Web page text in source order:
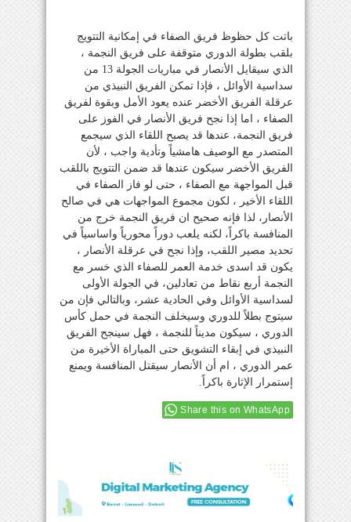
باتت كل حظوظ فريق الصفاء في إمكانية التتويج
بلقب بطولة الدوري متوقفة على فريق النجمة ،
الذي سيقايل الأنصار في مباريات الجولة 13 من
سداسية الأوائل ، فإذا تمكن الفريق النبيذي من
عرقلة الفريق الأخضر عنده يعود الأمل وبقوة لفريق
الصفاء ، اما إذا نجح فريق الأنصار في الفوز على
فريق النجمة، عندها قد يصبح اللقاء الذي سيجمع
المتصدر مع الوصيف هامشياً وتأدية واجب ، لأن
الفريق الأخضر سيكون عندها قد ضمن التتويج باللقب
قبل المواجهة مع الصفاء ، حتى لو فاز الصفاء في
اللقاء الأخير ، لكون مجموع المواجهات هي في صالح
الأنصار، لذا فإنه صحيح ان فريق النجمة خرج من
المنافسة باكراً، لكنه يلعب دوراً محورياً واساسياً في
تحديد مصير اللقب، وإذا نجح في عرقلة الأنصار ،
يكون قد اسدى خدمة العمر للصفاء الذي خسر مع
النجمة أربع نقاط من تعادلين، في الجولة الأولى
لسداسية الأوائل وفي الحادية عشر، وبالتالي فإن من
سيتوج بطلاً للدوري وسيخلف النجمة في حمل كأس
الدوري ، سيكون مديناً للنجمة ، فهل سينجح الفريق
النبيذي في إبقاء التشويق حتى المباراة الأخيرة من
عمر الدوري ، ام أن الأنصار سيقتل المنافسة ويمنع
إستمرار الإثارة باكراً.
Share this on WhatsApp